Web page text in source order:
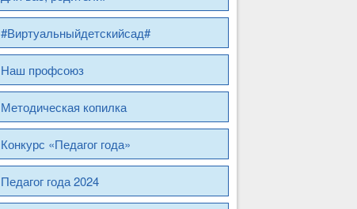
#Виртуальныйдетскийсад#
Наш профсоюз
Методическая копилка
Конкурс «Педагог года»
Педагог года 2024